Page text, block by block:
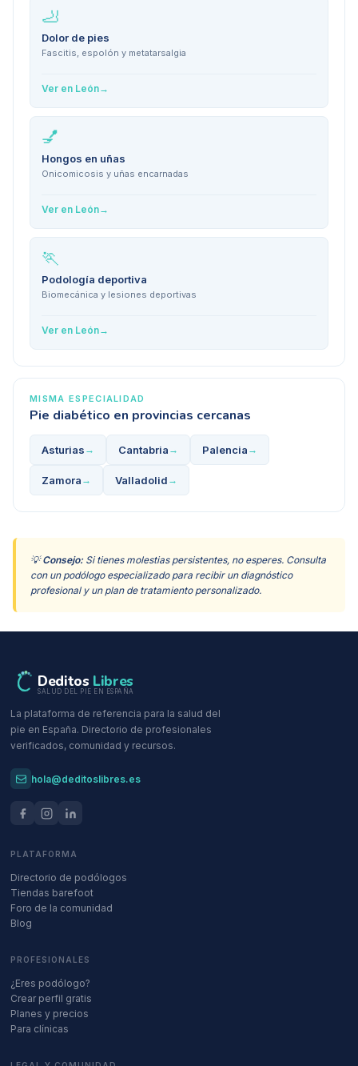
🦶
Dolor de pies
Fascitis, espolón y metatarsalgia
Ver en León→
💅
Hongos en uñas
Onicomicosis y uñas encarnadas
Ver en León→
🏃
Podología deportiva
Biomecánica y lesiones deportivas
Ver en León→
MISMA ESPECIALIDAD
Pie diabético en provincias cercanas
Asturias → Cantabria → Palencia →
Zamora → Valladolid →
💡Consejo:Si tienes molestias persistentes, no esperes. Consulta
con un podólogo especializado para recibir un diagnóstico
profesional y un plan de tratamiento personalizado.
Deditos Libres
SALUD DEL PIE EN ESPAÑA
La plataforma de referencia para la salud del
pie en España. Directorio de profesionales
verificados, comunidad y recursos.
hola@deditoslibres.es
PLATAFORMA
Directorio de podólogos
Tiendas barefoot
Foro de la comunidad
Blog
PROFESIONALES
¿Eres podólogo?
Crear perfil gratis
Planes y precios
Para clínicas